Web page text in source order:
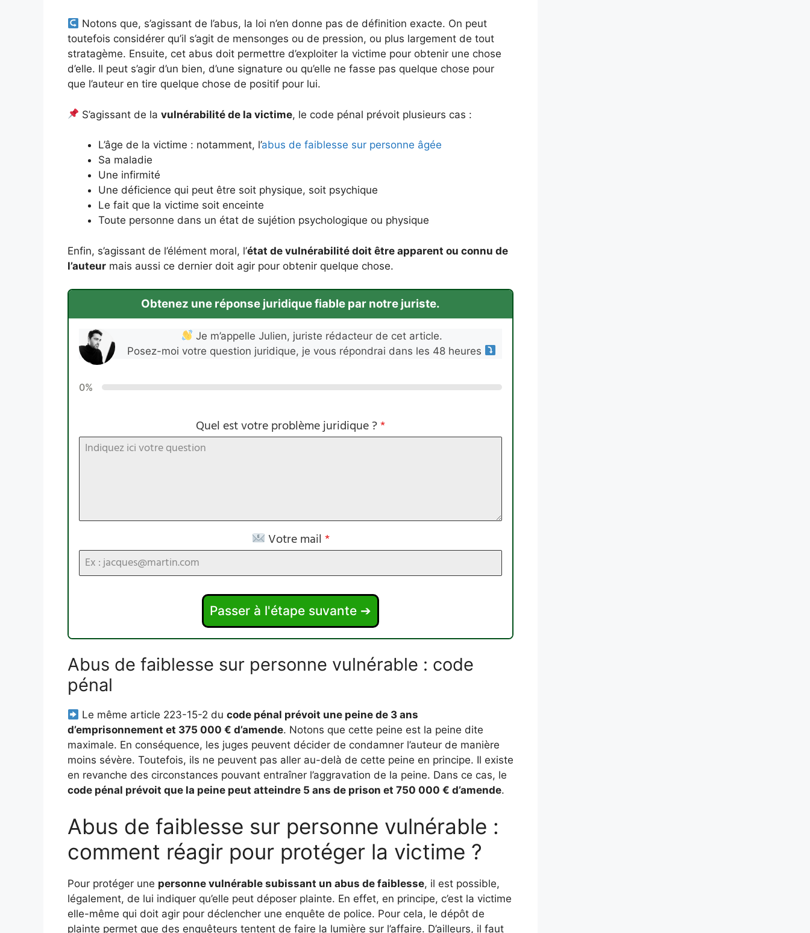
Notons que, s’agissant de l’abus, la loi n’en donne pas de définition exacte. On peut
toutefois considérer qu’il s’agit de mensonges ou de pression, ou plus largement de tout
stratagème. Ensuite, cet abus doit permettre d’exploiter la victime pour obtenir une chose
d’elle. Il peut s’agir d’un bien, d’une signature ou qu’elle ne fasse pas quelque chose pour
que l’auteur en tire quelque chose de positif pour lui.
S’agissant de lavulnérabilité de la victime, le code pénal prévoit plusieurs cas :
L’âge de la victime : notamment, l’abus de faiblesse sur personne âgée
Sa maladie
Une infirmité
Une déficience qui peut être soit physique, soit psychique
Le fait que la victime soit enceinte
Toute personne dans un état de sujétion psychologique ou physique
Enfin, s’agissant de l’élément moral, l’état de vulnérabilité doit être apparent ou connu de
l’auteur mais aussi ce dernier doit agir pour obtenir quelque chose.
Obtenez une réponse juridique fiable par notre juriste.
Je m’appelle Julien, juriste rédacteur de cet article.
Posez-moi votre question juridique, je vous répondrai dans les 48 heures
0%
Quel est votre problème juridique ?*
Votre mail*
Passer à l'étape suvante ➔
Abus de faiblesse sur personne vulnérable : code
pénal
Le même article 223-15-2 ducode pénal prévoit une peine de 3 ans
d’emprisonnement et 375 000 € d’amende. Notons que cette peine est la peine dite
maximale. En conséquence, les juges peuvent décider de condamner l’auteur de manière
moins sévère. Toutefois, ils ne peuvent pas aller au-delà de cette peine en principe. Il existe
en revanche des circonstances pouvant entraîner l’aggravation de la peine. Dans ce cas, le
code pénal prévoit que la peine peut atteindre 5 ans de prison et 750 000 € d’amende.
Abus de faiblesse sur personne vulnérable :
comment réagir pour protéger la victime ?
Pour protéger une personne vulnérable subissant un abus de faiblesse, il est possible,
légalement, de lui indiquer qu’elle peut déposer plainte. En effet, en principe, c’est la victime
elle-même qui doit agir pour déclencher une enquête de police. Pour cela, le dépôt de
plainte permet que des enquêteurs tentent de faire la lumière sur l’affaire. D’ailleurs, il faut